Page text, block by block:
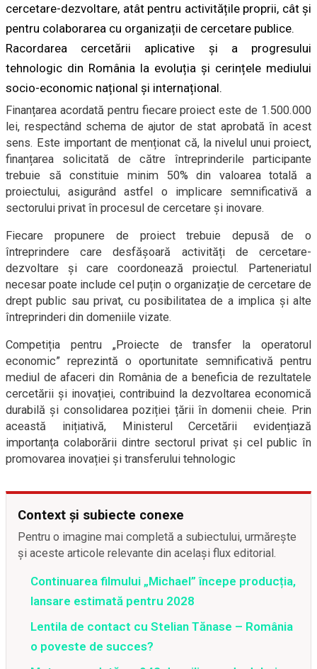
cercetare-dezvoltare, atât pentru activitățile proprii, cât și
pentru colaborarea cu organizații de cercetare publice.
Racordarea cercetării aplicative și a progresului
tehnologic din România la evoluția și cerințele mediului
socio-economic național și internațional.
Finanțarea acordată pentru fiecare proiect este de 1.500.000
lei, respectând schema de ajutor de stat aprobată în acest
sens. Este important de menționat că, la nivelul unui proiect,
finanțarea solicitată de către întreprinderile participante
trebuie să constituie minim 50% din valoarea totală a
proiectului, asigurând astfel o implicare semnificativă a
sectorului privat în procesul de cercetare și inovare.
Fiecare propunere de proiect trebuie depusă de o
întreprindere care desfășoară activități de cercetare-
dezvoltare și care coordonează proiectul. Parteneriatul
necesar poate include cel puțin o organizație de cercetare de
drept public sau privat, cu posibilitatea de a implica și alte
întreprinderi din domeniile vizate.
Competiția pentru „Proiecte de transfer la operatorul
economic” reprezintă o oportunitate semnificativă pentru
mediul de afaceri din România de a beneficia de rezultatele
cercetării și inovației, contribuind la dezvoltarea economică
durabilă și consolidarea poziției țării în domenii cheie. Prin
această inițiativă, Ministerul Cercetării evidențiază
importanța colaborării dintre sectorul privat și cel public în
promovarea inovației și transferului tehnologic
Context și subiecte conexe
Pentru o imagine mai completă a subiectului, urmărește
și aceste articole relevante din același flux editorial.
Continuarea filmului „Michael” începe producția,
lansare estimată pentru 2028
Lentila de contact cu Stelian Tănase – România
o poveste de succes?